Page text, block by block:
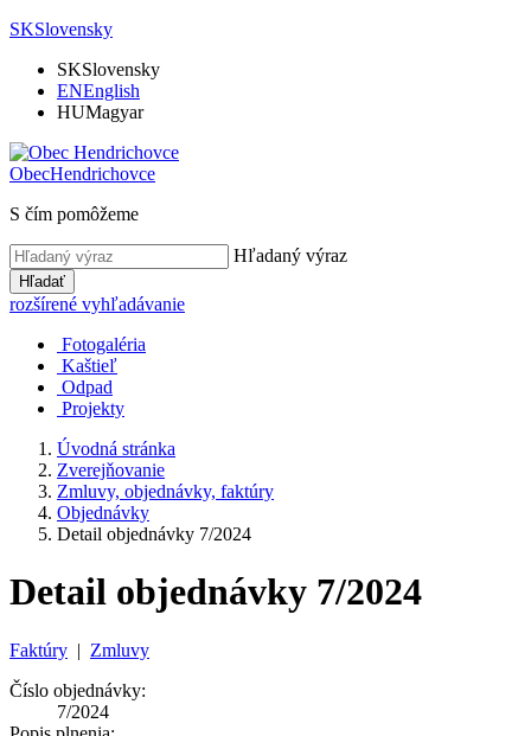
SKSlovensky
SKSlovensky
ENEnglish
HUMagyar
ObecHendrichovce
S čím pomôžeme
Hľadaný výraz
Hľadať
rozšírené vyhľadávanie
Fotogaléria
Kaštieľ
Odpad
Projekty
Úvodná stránka
Zverejňovanie
Zmluvy, objednávky, faktúry
Objednávky
Detail objednávky 7/2024
Detail objednávky 7/2024
Faktúry | Zmluvy
Číslo objednávky:
7/2024